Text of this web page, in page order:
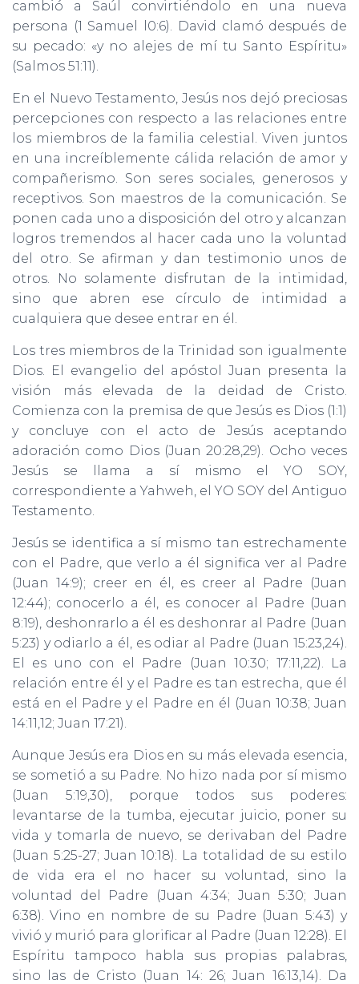
cambió a Saúl convirtiéndolo en una nueva
persona (1 Samuel l0:6). David clamó después de
su pecado: «y no alejes de mí tu Santo Espíritu»
(Salmos 51:11).
En el Nuevo Testamento, Jesús nos dejó preciosas
percepciones con respecto a las relaciones entre
los miembros de la familia celestial. Viven juntos
en una increíblemente cálida relación de amor y
compañerismo. Son seres sociales, generosos y
receptivos. Son maestros de la comunicación. Se
ponen cada uno a disposición del otro y alcanzan
logros tremendos al hacer cada uno la voluntad
del otro. Se afirman y dan testimonio unos de
otros. No solamente disfrutan de la intimidad,
sino que abren ese círculo de intimidad a
cualquiera que desee entrar en él.
Los tres miembros de la Trinidad son igualmente
Dios. El evangelio del apóstol Juan presenta la
visión más elevada de la deidad de Cristo.
Comienza con la premisa de que Jesús es Dios (1:1)
y concluye con el acto de Jesús aceptando
adoración como Dios (Juan 20:28,29). Ocho veces
Jesús se llama a sí mismo el YO SOY,
correspondiente a Yahweh, el YO SOY del Antiguo
Testamento.
Jesús se identifica a sí mismo tan estrechamente
con el Padre, que verlo a él significa ver al Padre
(Juan 14:9); creer en él, es creer al Padre (Juan
12:44); conocerlo a él, es conocer al Padre (Juan
8:19), deshonrarlo a él es deshonrar al Padre (Juan
5:23) y odiarlo a él, es odiar al Padre (Juan 15:23,24).
El es uno con el Padre (Juan 10:30; 17:11,22). La
relación entre él y el Padre es tan estrecha, que él
está en el Padre y el Padre en él (Juan 10:38; Juan
14:11,12; Juan 17:21).
Aunque Jesús era Dios en su más elevada esencia,
se sometió a su Padre. No hizo nada por sí mismo
(Juan 5:19,30), porque todos sus poderes:
levantarse de la tumba, ejecutar juicio, poner su
vida y tomarla de nuevo, se derivaban del Padre
(Juan 5:25-27; Juan 10:18). La totalidad de su estilo
de vida era el no hacer su voluntad, sino la
voluntad del Padre (Juan 4:34; Juan 5:30; Juan
6:38). Vino en nombre de su Padre (Juan 5:43) y
vivió y murió para glorificar al Padre (Juan 12:28). El
Espíritu tampoco habla sus propias palabras,
sino las de Cristo (Juan 14: 26; Juan 16:13,14). Da